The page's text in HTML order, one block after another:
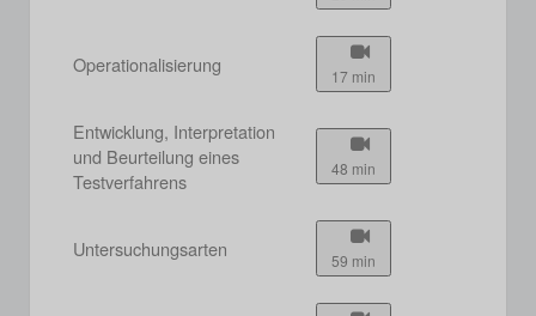
Operationalisierung 17 min
Entwicklung, Interpretation
und Beurteilung eines
Testverfahrens
48 min
Untersuchungsarten 59 min